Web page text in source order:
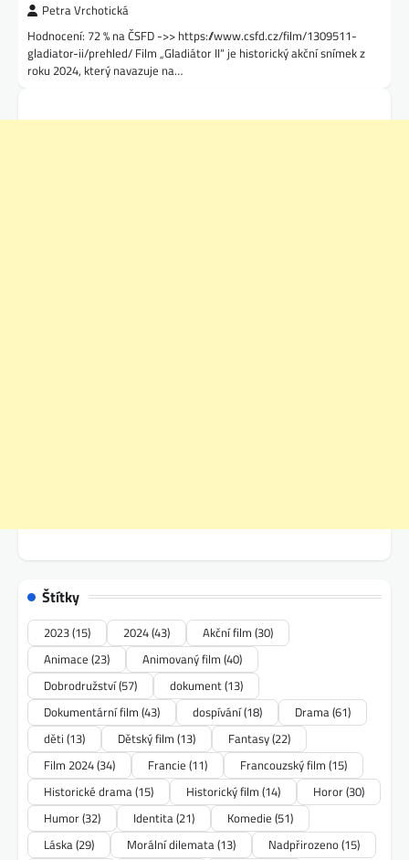
Petra Vrchotická
Hodnocení: 72 % na ČSFD ->> https://www.csfd.cz/film/1309511-
gladiator-ii/prehled/ Film „Gladiátor II“ je historický akční snímek z
roku 2024, který navazuje na…
Štítky
2023(15) 2024(43) Akční film (30)
Animace (23) Animovaný film (40)
Dobrodružství(57) dokument(13)
Dokumentární film (43) dospívání(18) Drama(61)
děti (13) Dětský film (13) Fantasy(22)
Film 2024(34) Francie (11) Francouzský film (15)
Historické drama(15) Historický film (14) Horor(30)
Humor(32) Identita(21) Komedie (51)
Láska(29) Morální dilemata(13) Nadpřirozeno(15)